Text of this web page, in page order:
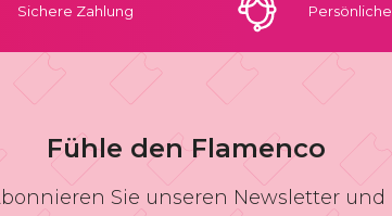
Sichere Zahlung Persönliche
Fühle den Flamenco
Sie unseren Newsletter und